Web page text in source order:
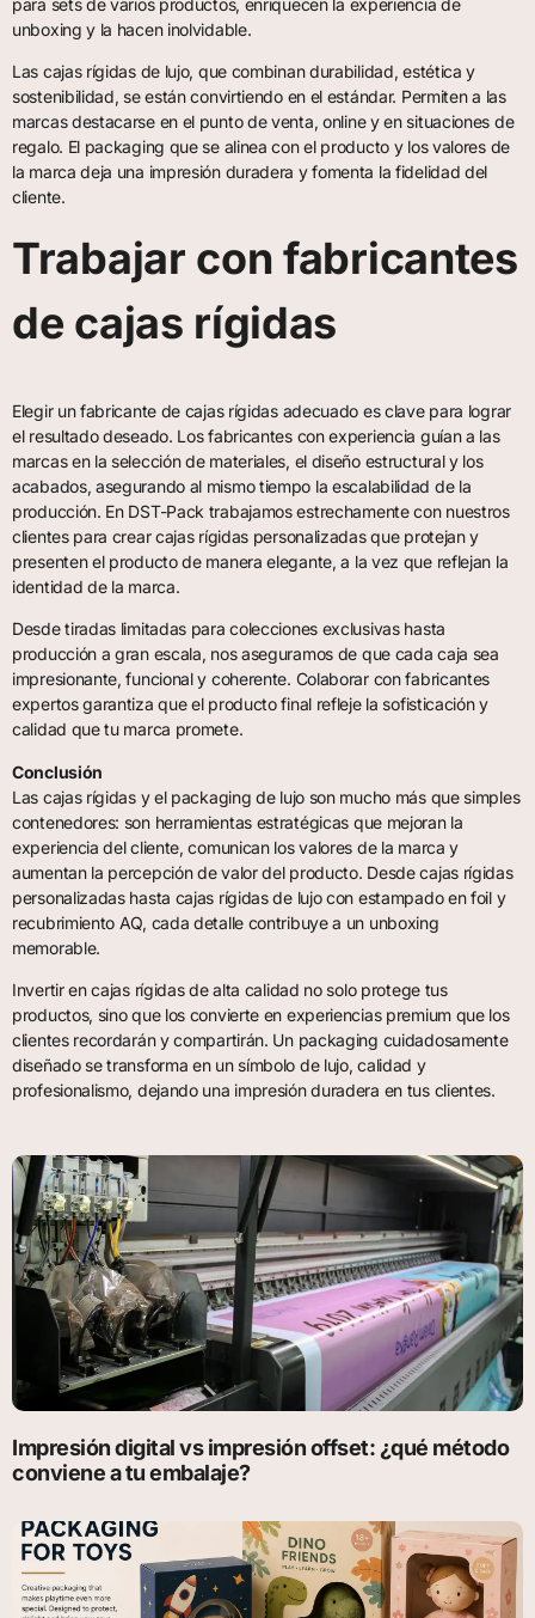
unboxing y la hacen inolvidable.
Las cajas rígidas de lujo, que combinan durabilidad, estética y
sostenibilidad, se están convirtiendo en el estándar. Permiten a las
marcas destacarse en el punto de venta, online y en situaciones de
regalo. El packaging que se alinea con el producto y los valores de
la marca deja una impresión duradera y fomenta la fidelidad del
cliente.
Trabajar con fabricantes
de cajas rígidas
Elegir un fabricante de cajas rígidas adecuado es clave para lograr
el resultado deseado. Los fabricantes con experiencia guían a las
marcas en la selección de materiales, el diseño estructural y los
acabados, asegurando al mismo tiempo la escalabilidad de la
producción. En DST-Pack trabajamos estrechamente con nuestros
clientes para crear cajas rígidas personalizadas que protejan y
presenten el producto de manera elegante, a la vez que reflejan la
identidad de la marca.
Desde tiradas limitadas para colecciones exclusivas hasta
producción a gran escala, nos aseguramos de que cada caja sea
impresionante, funcional y coherente. Colaborar con fabricantes
expertos garantiza que el producto final refleje la sofisticación y
calidad que tu marca promete.
Conclusión
Las cajas rígidas y el packaging de lujo son mucho más que simples
contenedores: son herramientas estratégicas que mejoran la
experiencia del cliente, comunican los valores de la marca y
aumentan la percepción de valor del producto. Desde cajas rígidas
personalizadas hasta cajas rígidas de lujo con estampado en foil y
recubrimiento AQ, cada detalle contribuye a un unboxing
memorable.
Invertir en cajas rígidas de alta calidad no solo protege tus
productos, sino que los convierte en experiencias premium que los
clientes recordarán y compartirán. Un packaging cuidadosamente
diseñado se transforma en un símbolo de lujo, calidad y
profesionalismo, dejando una impresión duradera en tus clientes.
Impresión digital vs impresión offset: ¿qué método
conviene a tu embalaje?